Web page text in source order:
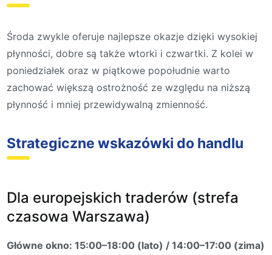
Środa zwykle oferuje najlepsze okazje dzięki wysokiej
płynności, dobre są także wtorki i czwartki. Z kolei w
poniedziałek oraz w piątkowe popołudnie warto
zachować większą ostrożność ze względu na niższą
płynność i mniej przewidywalną zmienność.
Strategiczne wskazówki do handlu
Dla europejskich traderów (strefa
czasowa Warszawa)
Główne okno: 15:00–18:00 (lato) / 14:00–17:00 (zima)